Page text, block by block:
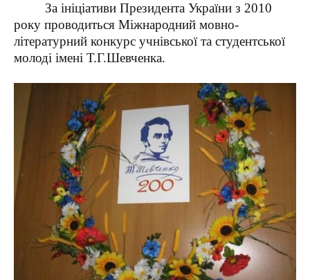
За ініціативи Президента України з 2010
року проводиться Міжнародний мовно-
літературний конкурс учнівської та студентської
молоді імені Т.Г.Шевченка.